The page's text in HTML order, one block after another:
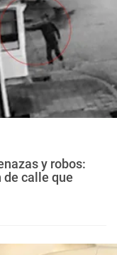
y robos:
calle que